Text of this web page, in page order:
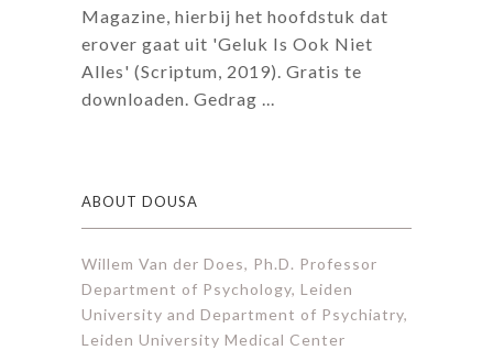
Magazine, hierbij het hoofdstuk dat
erover gaat uit 'Geluk Is Ook Niet
Alles' (Scriptum, 2019). Gratis te
downloaden. Gedrag ...
ABOUT DOUSA
Willem Van der Does, Ph.D. Professor
Department of Psychology, Leiden
University and Department of Psychiatry,
Leiden University Medical Center